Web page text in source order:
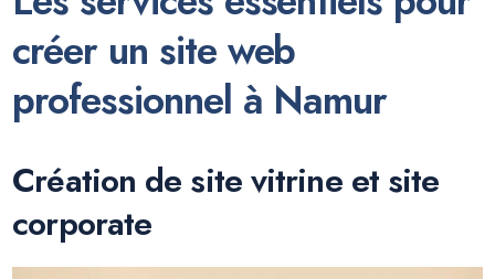
créer un site web
professionnel à Namur
Création de site vitrine et site
corporate